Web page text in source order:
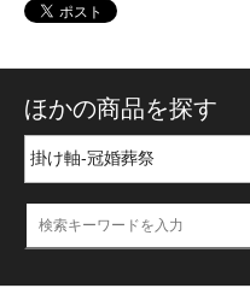
ほかの商品を探す